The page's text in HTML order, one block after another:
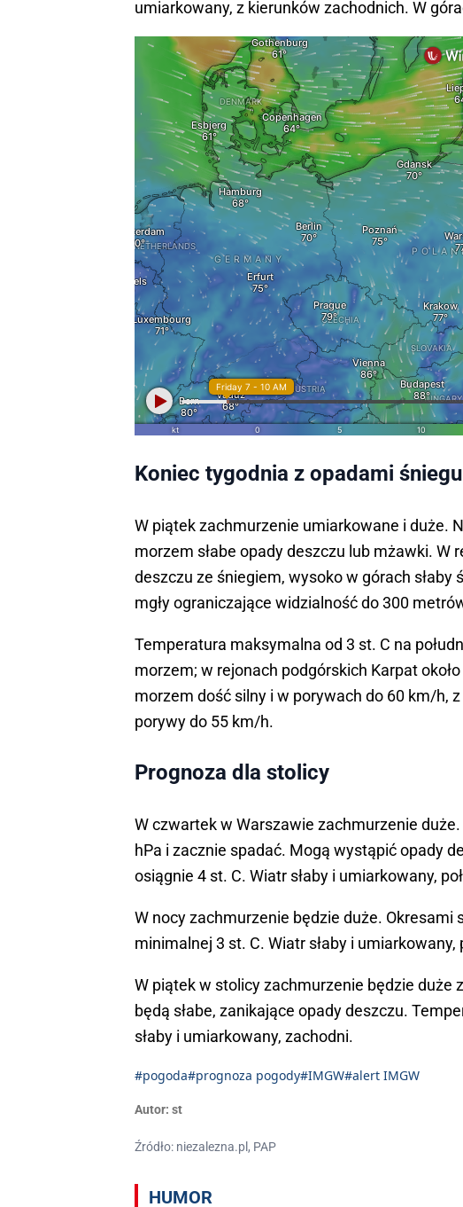
umiarkowany, z kierunków zachodnich. W
Koniec tygodnia z opadami śniegu
W piątek zachmurzenie umiarkowane i duże.
morzem słabe opady deszczu lub mżawki. W
deszczu ze śniegiem, wysoko w górach
mgły ograniczające widzialność do 300
Temperatura maksymalna od 3 st. C na
morzem; w rejonach podgórskich Karpat
morzem dość silny i w porywach do 60 km/h,
porywy do 55 km/h.
Prognoza dla stolicy
W czwartek w Warszawie zachmurzenie
hPa i zacznie spadać. Mogą wystąpić opady
osiągnie 4 st. C. Wiatr słaby i umiarkowany,
W nocy zachmurzenie będzie duże. Okresami
minimalnej 3 st. C. Wiatr słaby i umiarkowany,
W piątek w stolicy zachmurzenie będzie duże
będą słabe, zanikające opady deszczu.
słaby i umiarkowany, zachodni.
#pogoda#prognoza pogody#IMGW#alert IMGW
Autor: st
Źródło: niezalezna.pl, PAP
HUMOR